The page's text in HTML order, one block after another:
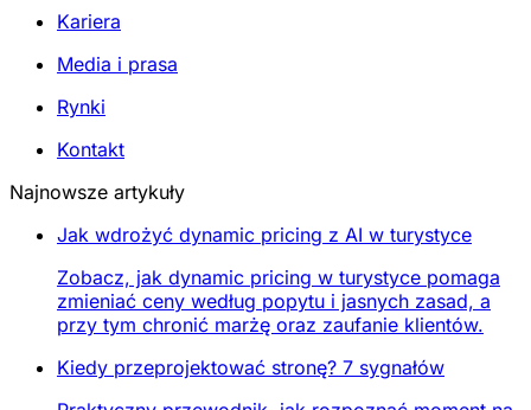
Kariera
Media i prasa
Rynki
Kontakt
Najnowsze artykuły
Jak wdrożyć dynamic pricing z AI w turystyce
Zobacz, jak dynamic pricing w turystyce pomaga
zmieniać ceny według popytu i jasnych zasad, a
przy tym chronić marżę oraz zaufanie klientów.
Kiedy przeprojektować stronę? 7 sygnałów